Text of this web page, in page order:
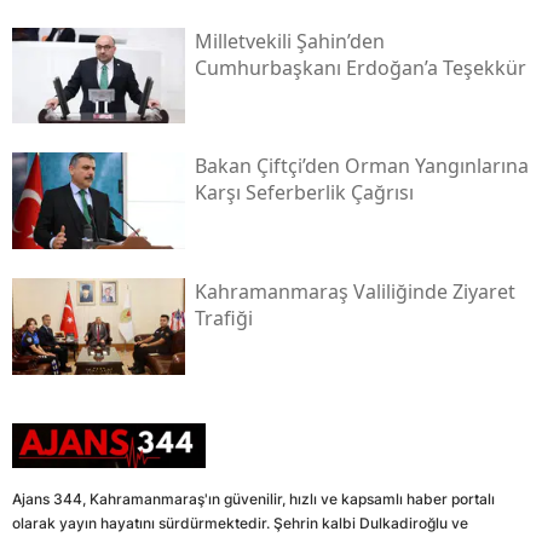
Milletvekili Şahin’den
Cumhurbaşkanı Erdoğan’a Teşekkür
Bakan Çiftçi’den Orman Yangınlarına
Karşı Seferberlik Çağrısı
Kahramanmaraş Valiliğinde Ziyaret
Trafiği
Ajans 344, Kahramanmaraş'ın güvenilir, hızlı ve kapsamlı haber portalı
olarak yayın hayatını sürdürmektedir. Şehrin kalbi Dulkadiroğlu ve